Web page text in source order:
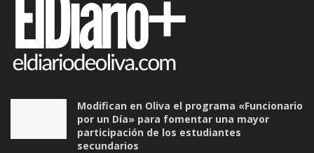
Modifican en Oliva el programa «Funcionario
por un Día» para fomentar una mayor
participación de los estudiantes
secundarios